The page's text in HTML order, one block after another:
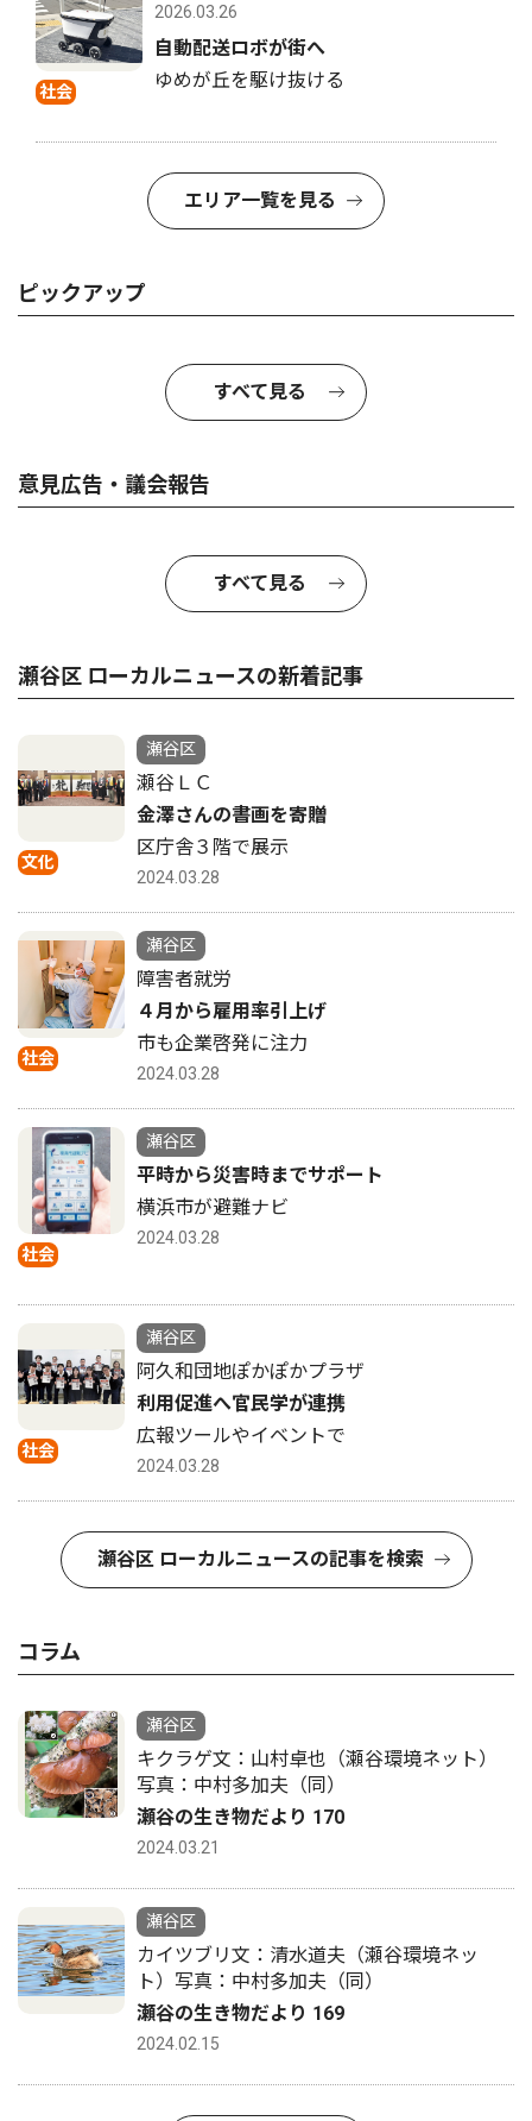
社会
2026.03.26
自動配送ロボが街へ
ゆめが丘を駆け抜ける
エリア一覧を見る
ピックアップ
すべて見る
意見広告・議会報告
すべて見る
瀬谷区 ローカルニュースの新着記事
文化
瀬谷区
瀬谷ＬＣ
金澤さんの書画を寄贈
区庁舎３階で展示
2024.03.28
社会
瀬谷区
障害者就労
４月から雇用率引上げ
市も企業啓発に注力
2024.03.28
社会
瀬谷区
平時から災害時までサポート
横浜市が避難ナビ
2024.03.28
社会
瀬谷区
阿久和団地ぽかぽかプラザ
利用促進へ官民学が連携
広報ツールやイベントで
2024.03.28
瀬谷区 ローカルニュースの記事を検索
コラム
瀬谷区
キクラゲ文：山村卓也（瀬谷環境ネット）
写真：中村多加夫（同）
瀬谷の生き物だより 170
2024.03.21
瀬谷区
カイツブリ文：清水道夫（瀬谷環境ネッ
ト）写真：中村多加夫（同）
瀬谷の生き物だより 169
2024.02.15